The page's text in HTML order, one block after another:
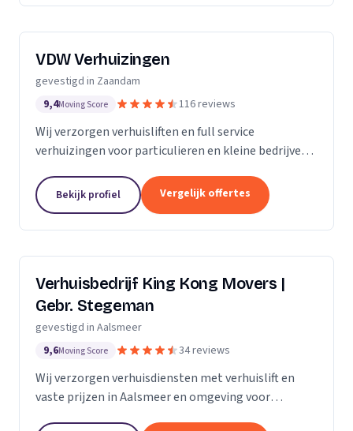
VDW Verhuizingen
gevestigd in Zaandam
9,4Moving Score 116 reviews
Wij verzorgen verhuisliften en full service
verhuizingen voor particulieren en kleine bedrijven
Bekijk profiel Vergelijk offertes
Verhuisbedrijf King Kong Movers |
Gebr. Stegeman
gevestigd in Aalsmeer
9,6Moving Score 34 reviews
Wij verzorgen verhuisdiensten met verhuislift en
vaste prijzen in Aalsmeer en omgeving voor